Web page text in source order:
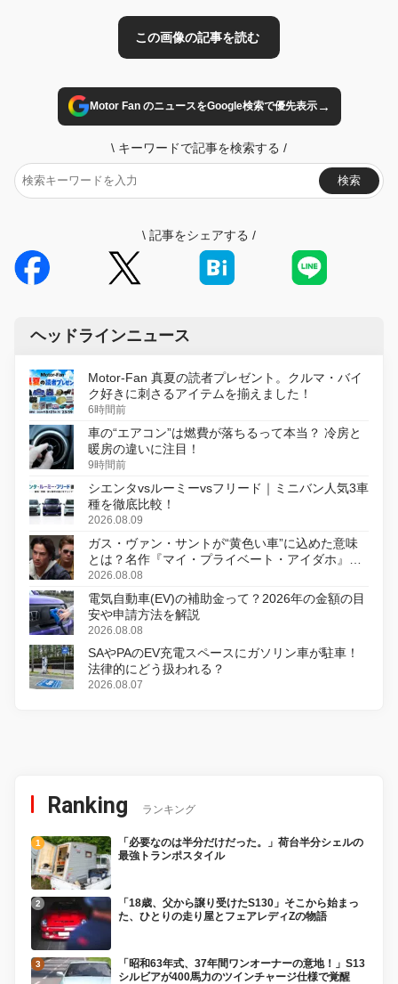
Motor Fan のニュースをGoogle検索で優先表示→
\ キーワードで記事を検索する /
検索
\ 記事をシェアする /
ヘッドラインニュース
Motor-Fan 真夏の読者プレゼント。クルマ・バイ
ク好きに刺さるアイテムを揃えました！
6時間前
車の“エアコン”は燃費が落ちるって本当？ 冷房と
暖房の違いに注目！
9時間前
シエンタvsルーミーvsフリード｜ミニバン人気3車
種を徹底比較！
2026.08.09
ガス・ヴァン・サントが“黄色い車”に込めた意味
とは？名作『マイ・プライベート・アイダホ』が
初のデジタルリマスター版で復活
2026.08.08
電気自動車(EV)の補助金って？2026年の金額の目
安や申請方法を解説
2026.08.08
SAやPAのEV充電スペースにガソリン車が駐車！
法律的にどう扱われる？
2026.08.07
Ranking ランキング
「必要なのは半分だけだった。」荷台半分シェルの
最強トランポスタイル
「18歳、父から譲り受けたS130」そこから始まっ
た、ひとりの走り屋とフェアレディZの物語
「昭和63年式、37年間ワンオーナーの意地！」S13
シルビアが400馬力のツインチャージ仕様で覚醒